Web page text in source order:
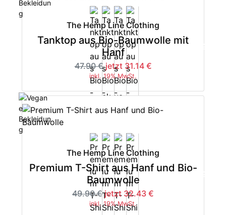
The Hemp Line Clothing
Tanktop aus Bio-Baumwolle mit
Hanf
47.90 € jetzt 31.14 €
inkl. 19% MwSt.
-35%
The Hemp Line Clothing
Premium T-Shirt aus Hanf und Bio-
Baumwolle
49.90 € jetzt 32.43 €
inkl. 19% MwSt.
-35%